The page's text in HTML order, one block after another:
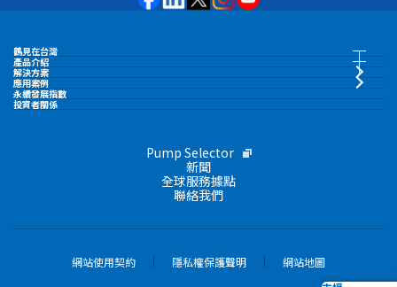
鶴見在台灣
鶴見在台灣首頁
鶴見製作所股份有限公司
產品介紹
產品索引
沉水泵
解決方案
應用案例
永續發展指數
投資者關係
Pump Selector
新聞
全球服務據點
聯絡我們
網站使用契約 隱私權保護聲明 網站地圖